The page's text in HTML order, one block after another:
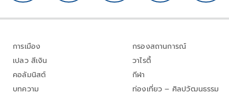
การเมือง
เปลว สีเงิน
คอลัมนิสต์
บทความ
กรองสถานการณ์
วาไรตี้
กีฬา
ท่องเที่ยว – ศิลปวัฒนธรรม